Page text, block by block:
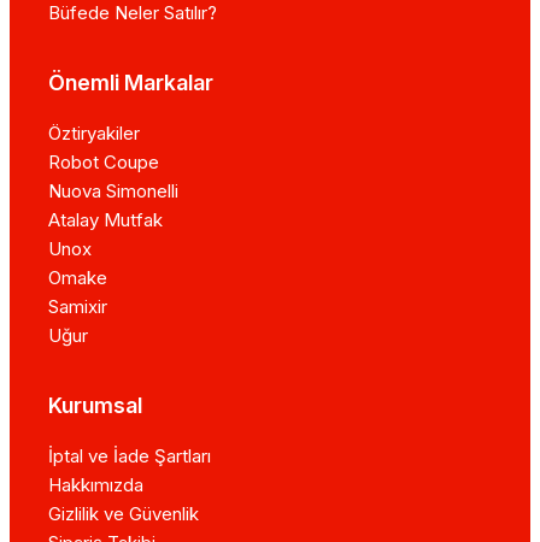
Büfede Neler Satılır?
Önemli Markalar
Öztiryakiler
Robot Coupe
Nuova Simonelli
Atalay Mutfak
Unox
Omake
Samixir
Uğur
Kurumsal
İptal ve İade Şartları
Hakkımızda
Gizlilik ve Güvenlik